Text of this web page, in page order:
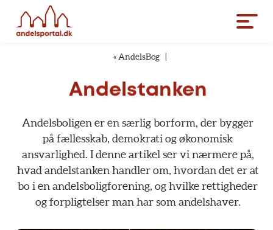
« AndelsBog
Andelstanken
Andelsboligen er en særlig borform, der bygger
på fællesskab, demokrati og økonomisk
ansvarlighed. I denne artikel ser vi nærmere på,
hvad andelstanken handler om, hvordan det er at
bo i en andelsboligforening, og hvilke rettigheder
og forpligtelser man har som andelshaver.